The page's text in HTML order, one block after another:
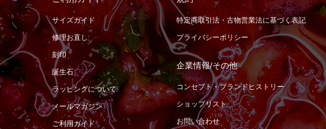
サイズガイド
修理お直し
刻印
誕生石
ラッピングについて
メールマガジン
ご利用ガイド
特定商取引法・古物営業法に基づく表記
プライバシーポリシー
企業情報/その他
コンセプト・ブランドヒストリー
ショップリスト
お問い合わせ